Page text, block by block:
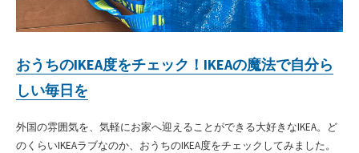
おうちのIKEA度をチェック！IKEAの魔法で自分ら
しい毎日を
外国の雰囲気を、気軽にお家へ迎えることができる大好きなIKEA。ど
のくらいIKEAラブなのか、おうちのIKEA度をチェックしてみました。